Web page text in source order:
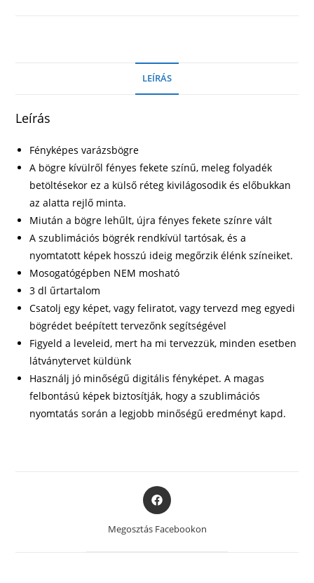
LEÍRÁS
Leírás
Fényképes varázsbögre
A bögre kívülről fényes fekete színű, meleg folyadék
betöltésekor ez a külső réteg kivilágosodik és előbukkan
az alatta rejlő minta.
Miután a bögre lehűlt, újra fényes fekete színre vált
A szublimációs bögrék rendkívül tartósak, és a
nyomtatott képek hosszú ideig megőrzik élénk színeiket.
Mosogatógépben NEM mosható
3 dl űrtartalom
Csatolj egy képet, vagy feliratot, vagy tervezd meg egyedi
bögrédet beépített tervezőnk segítségével
Figyeld a leveleid, mert ha mi tervezzük, minden esetben
látványtervet küldünk
Használj jó minőségű digitális fényképet. A magas
felbontású képek biztosítják, hogy a szublimációs
nyomtatás során a legjobb minőségű eredményt kapd.
Opens
in
new
Megosztás Facebookon